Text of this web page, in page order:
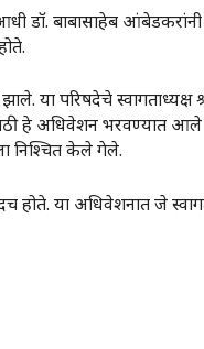
बाबासाहेब आंबेडकरांनी
परिषदेचे स्वागताध्यक्ष
हे अधिवेशन भरवण्यात
निश्चित केले गेले.
होते. या अधिवेशनात जे